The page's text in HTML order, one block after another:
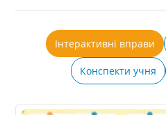
Інтерактивні вправи
Конспекти учня